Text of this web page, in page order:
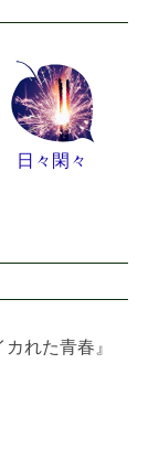
日々閑々
れた青春』